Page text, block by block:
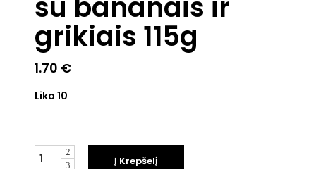
grikiais 115g
1.70 €
Liko 10
Kiekis
Į Krepšelį